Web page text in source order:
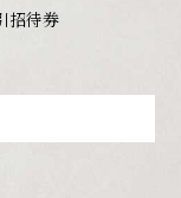
招待券